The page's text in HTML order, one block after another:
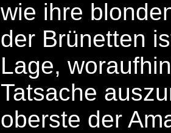
wie ihre
der Brünetten
Lage,
Tatsache
oberste der